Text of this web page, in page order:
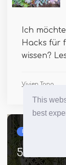
This
best
Ich
Hacks für
wissen?
Vivien Tang
Beste und
56 Arten